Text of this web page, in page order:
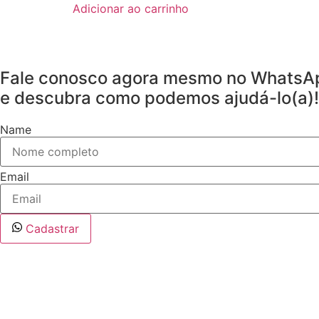
Adicionar ao carrinho
Fale conosco agora mesmo no
e descubra como podemos ajudá-lo(a)!
Name
Email
Cadastrar